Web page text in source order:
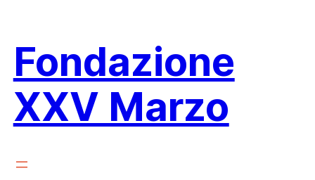
contenuto
Fondazione
XXV Marzo